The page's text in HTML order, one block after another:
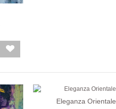
Eleganza Orientale